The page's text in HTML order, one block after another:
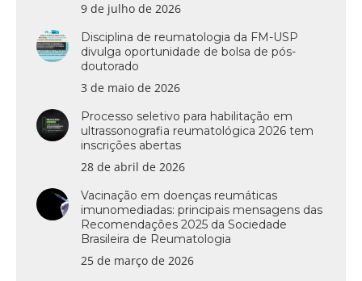
9 de julho de 2026
Disciplina de reumatologia da FM-USP
divulga oportunidade de bolsa de pós-
doutorado
3 de maio de 2026
Processo seletivo para habilitação em
ultrassonografia reumatológica 2026 tem
inscrições abertas
28 de abril de 2026
Vacinação em doenças reumáticas
imunomediadas: principais mensagens das
Recomendações 2025 da Sociedade
Brasileira de Reumatologia
25 de março de 2026